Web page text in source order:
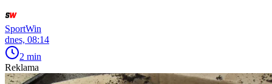
SportWin
dnes, 08:14
2 min
Reklama